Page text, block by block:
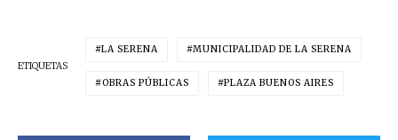
ETIQUETAS
LA SERENA MUNICIPALIDAD DE LA SERENA
OBRAS PÚBLICAS PLAZA BUENOS AIRES